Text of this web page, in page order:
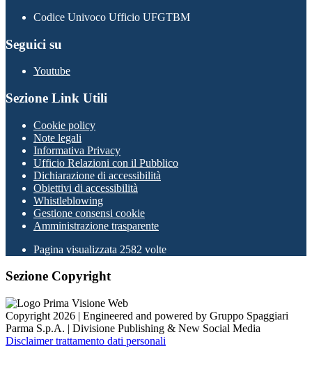
Codice Univoco Ufficio UFGTBM
Seguici su
Youtube
Sezione Link Utili
Cookie policy
Note legali
Informativa Privacy
Ufficio Relazioni con il Pubblico
Dichiarazione di accessibilità
Obiettivi di accessibilità
Whistleblowing
Gestione consensi cookie
Amministrazione trasparente
Pagina visualizzata 2582 volte
Sezione Copyright
Copyright 2026 | Engineered and powered by Gruppo Spaggiari
Parma S.p.A. | Divisione Publishing & New Social Media
Disclaimer trattamento dati personali